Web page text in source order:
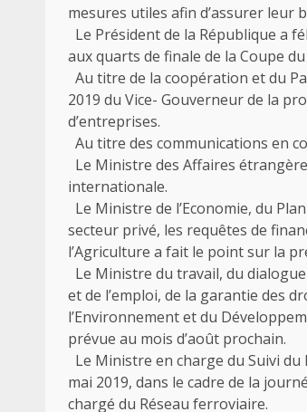
mesures utiles afin d’assurer leur
Le Président de la République a
aux quarts de finale de la Coupe
Au titre de la coopération et du
2019 du Vice- Gouverneur de la
d’entreprises.
Au titre des communications en
Le Ministre des Affaires
internationale.
Le Ministre de l’Economie, du
secteur privé, les requêtes de
l’Agriculture a fait le point sur la
Le Ministre du travail, du
et de l’emploi, de la garantie des
l’Environnement et du
prévue au mois d’août prochain.
Le Ministre en charge du Suivi du
mai 2019, dans le cadre de la
chargé du Réseau ferroviaire.